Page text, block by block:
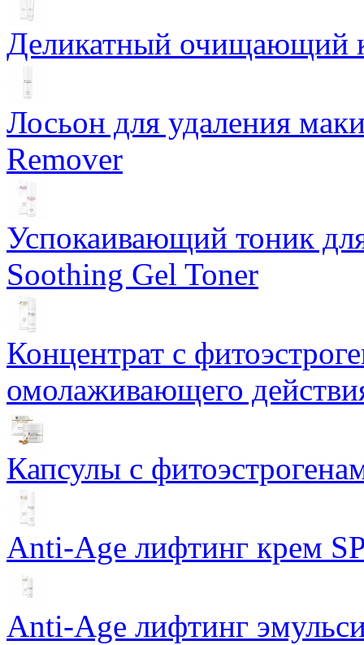
Деликатный очищающий
Лосьон для удаления
Remover
Успокаивающий тоник
Soothing Gel Toner
Концентрат с
омолаживающего
Капсулы с
Anti-Age лифтинг крем
Anti-Age лифтинг